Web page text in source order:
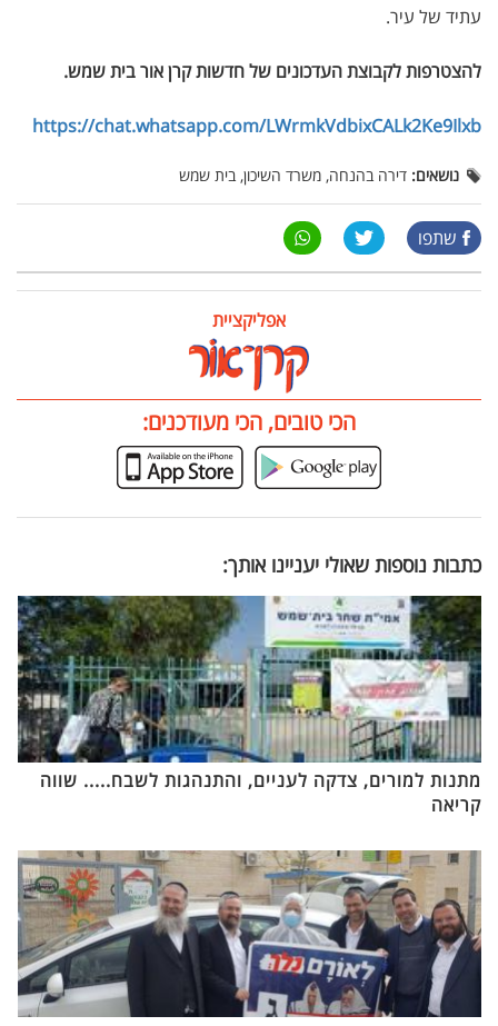
עתיד של עיר.
להצטרפות לקבוצת העדכונים של חדשות קרן אור בית שמש.
https://chat.whatsapp.com/LWrmkVdbixCALk2Ke9Ilxb
נושאים: דירה בהנחה, משרד השיכון, בית שמש
שתפו
אפליקציית
הכי טובים, הכי מעודכנים:
כתבות נוספות שאולי יעניינו אותך:
מתנות למורים, צדקה לעניים, והתנהגות לשבח..... שווה
קריאה